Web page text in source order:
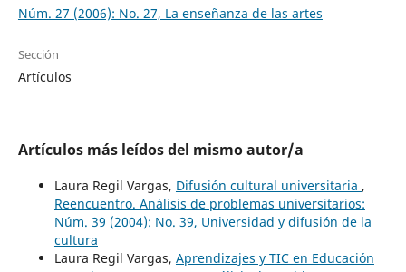
Núm. 27 (2006): No. 27, La enseñanza de las artes
Sección
Artículos
Artículos más leídos del mismo autor/a
Laura Regil Vargas, Difusión cultural universitaria ,
Reencuentro. Análisis de problemas universitarios:
Núm. 39 (2004): No. 39, Universidad y difusión de la
cultura
Laura Regil Vargas, Aprendizajes y TIC en Educación